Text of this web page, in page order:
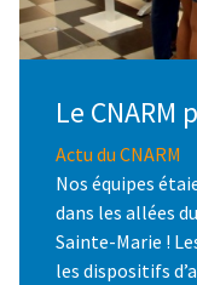
Le CNARM
Actu du CNARM
Nos équipes
dans les allées
Sainte-Marie !
les dispositifs